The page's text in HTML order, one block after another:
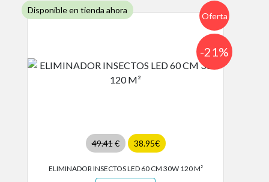
Disponible en tienda ahora
Oferta
49.41€ 38.95€
-21%
ELIMINADOR INSECTOS LED 60 CM 30W 120 M²